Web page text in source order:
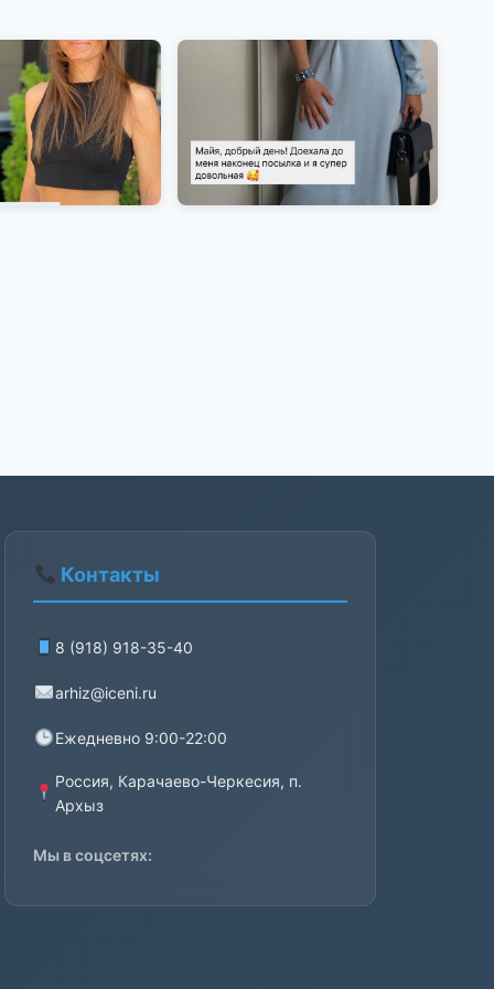
Контакты
8 (918) 918-35-40
arhiz@iceni.ru
Ежедневно 9:00-22:00
Россия, Карачаево-Черкесия, п.
Архыз
Мы в соцсетях: